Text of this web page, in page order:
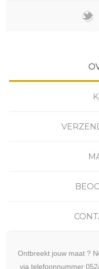
Ontbreekt jouw maat ?
via telefoonnummer